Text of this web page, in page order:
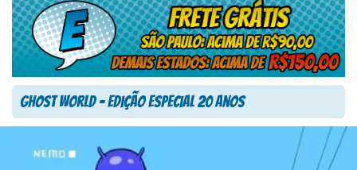
Ghost World – Edição Especial 20 Anos